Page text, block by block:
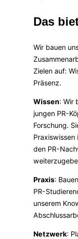
Das
Wir bauen
Zielen auf:
Präsenz.
Wissen: Wir
jungen PR-
Forschung.
Praxiswissen
den PR-
Praxis:
PR-
unserem
Netzwerk: